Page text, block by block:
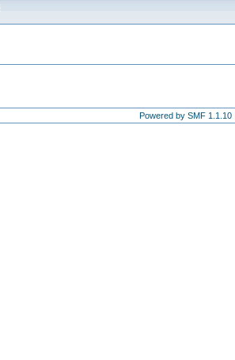
Powered by SMF 1.1.10